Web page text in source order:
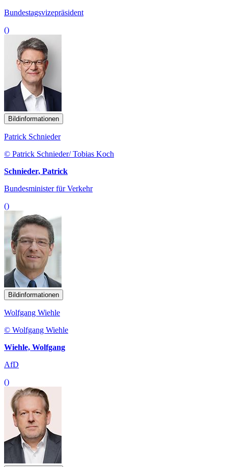
Bundestagsvizepräsident
()
Bildinformationen
Patrick Schnieder
© Patrick Schnieder/ Tobias Koch
Schnieder, Patrick
Bundesminister für Verkehr
()
Bildinformationen
Wolfgang Wiehle
© Wolfgang Wiehle
Wiehle, Wolfgang
AfD
()